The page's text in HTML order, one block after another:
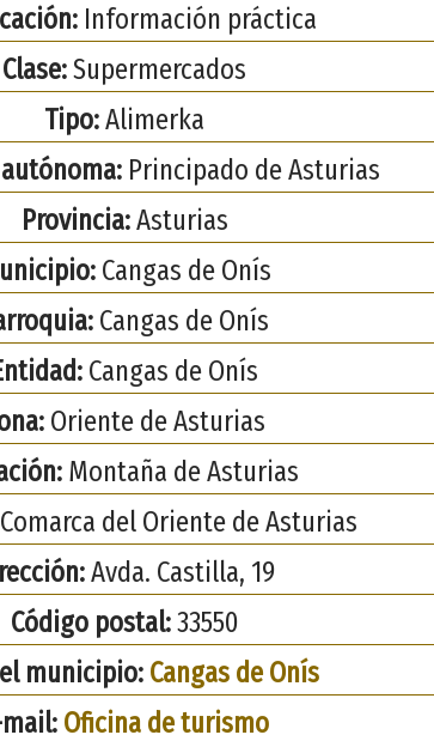
Información práctica
Clase:Supermercados
Tipo:Alimerka
Principado de Asturias
Provincia:Asturias
Cangas de Onís
Cangas de Onís
Cangas de Onís
Oriente de Asturias
Montaña de Asturias
del Oriente de Asturias
Avda. Castilla, 19
Código postal:33550
municipio: Cangas de Onís
mail: Oficina de turismo